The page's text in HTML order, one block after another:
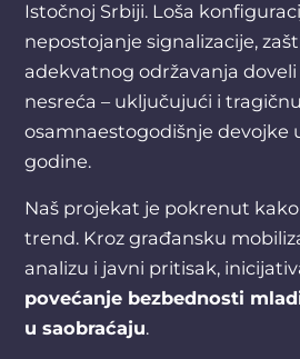
Istočnoj Srbiji. Loša
nepostojanje signalizacije,
adekvatnog održavanja
nesreća – uključujući i
osamnaestogodišnje devojke
godine.
Naš projekat je pokrenut
trend. Kroz građansku
analizu i javni pritisak,
povećanje bezbednosti
u saobraćaju.